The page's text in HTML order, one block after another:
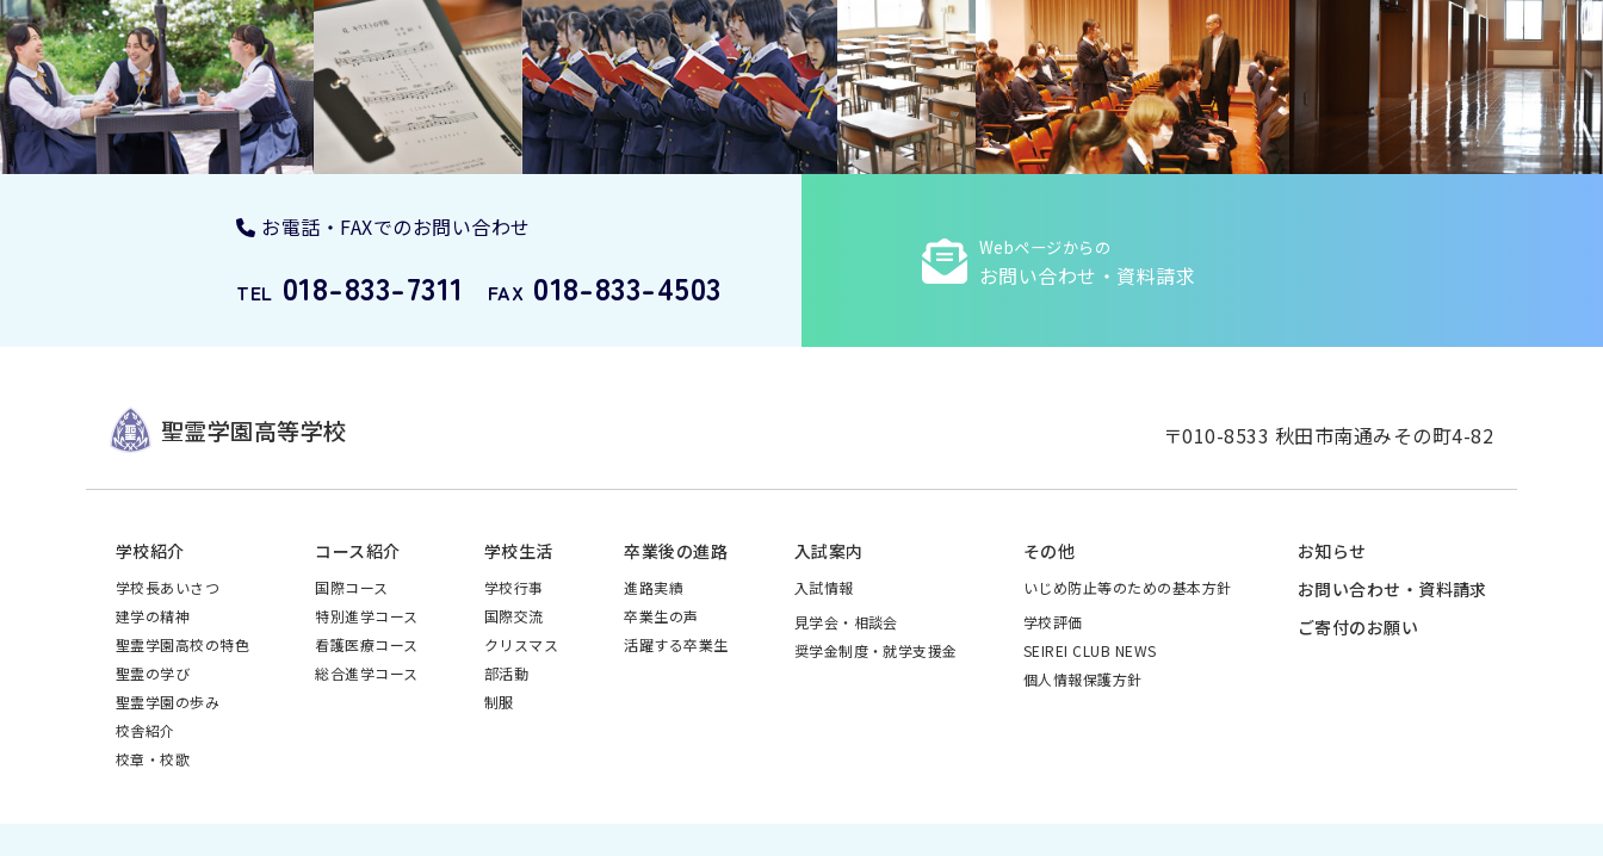
お電話・FAXでのお問い合わせ
TEL 018-833-7311 FAX 018-833-4503
Webページからの
お問い合わせ・資料請求
聖霊学園高等学校 〒010-8533 秋田市南通みその町4-82
学校紹介
学校長あいさつ
建学の精神
聖霊学園高校の特色
聖霊の学び
聖霊学園の歩み
校舎紹介
校章・校歌
コース紹介
国際コース
特別進学コース
看護医療コース
総合進学コース
学校生活
学校行事
国際交流
クリスマス
部活動
制服
卒業後の進路
進路実績
卒業生の声
活躍する卒業生
入試案内
入試情報
見学会・相談会
奨学金制度・就学支援金
その他
いじめ防止等のための基本方針
学校評価
SEIREI CLUB NEWS
個人情報保護方針
お知らせ
お問い合わせ・資料請求
ご寄付のお願い